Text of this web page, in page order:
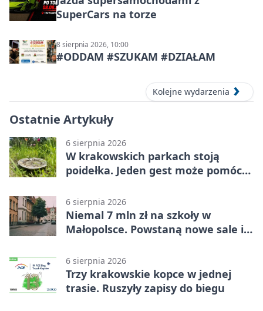
SuperCars na torze
8 sierpnia 2026, 10:00
#ODDAM #SZUKAM #DZIAŁAM
Kolejne wydarzenia
Ostatnie Artykuły
6 sierpnia 2026
W krakowskich parkach stoją
poidełka. Jeden gest może pomóc
6 sierpnia 2026
Niemal 7 mln zł na szkoły w
Małopolsce. Powstaną nowe sale i
6 sierpnia 2026
Trzy krakowskie kopce w jednej
trasie. Ruszyły zapisy do biegu